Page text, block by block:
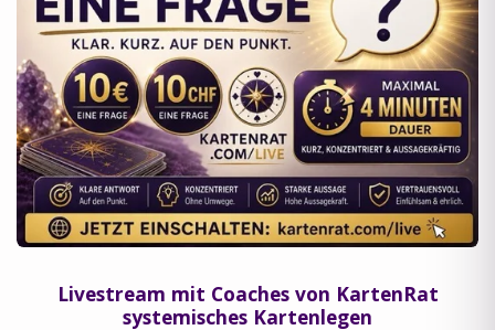
Livestream mit Coaches von KartenRat
systemisches Kartenlegen